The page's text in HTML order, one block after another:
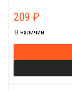
209 ₽
В наличии